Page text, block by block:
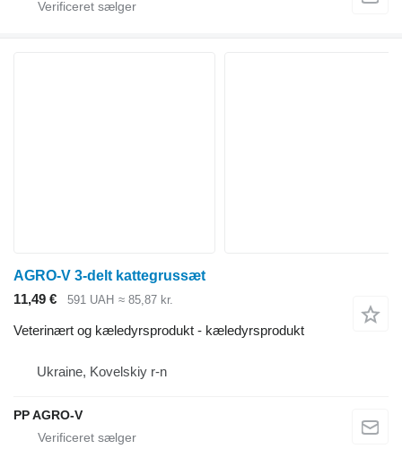
AGRO-V 3-delt kattegrussæt
11,49 €
591 UAH ≈ 85,87 kr.
Veterinært og kæledyrsprodukt - kæledyrsprodukt
Ukraine, Kovelskiy r-n
PP AGRO-V